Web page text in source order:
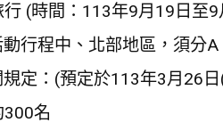
行 (時間：113年9月19日至
行程中、北部地區，須分A
規定：(預定於113年3月26
300名